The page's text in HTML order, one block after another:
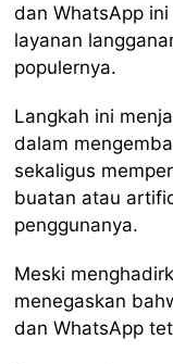
dan WhatsApp
layanan
populernya.
Langkah ini
dalam
sekaligus
buatan atau
penggunanya.
Meski
menegaskan
dan WhatsApp